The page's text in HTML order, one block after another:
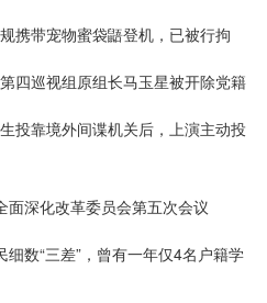
携带宠物蜜袋鼯登机，已被行拘
四巡视组原组长马玉星被开除党籍
投靠境外间谍机关后，上演主动投
面深化改革委员会第五次会议
数“三差”，曾有一年仅4名户籍学